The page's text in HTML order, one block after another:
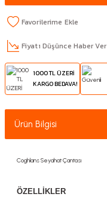
Fiyatı Düşünce Haber Ver
1000 TL ÜZERİ
KARGO BEDAVA!
Ürün Bilgisi
Coghlans Seyahat Çantası
ÖZELLİKLER